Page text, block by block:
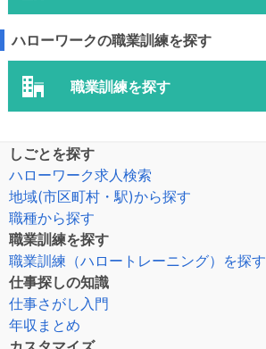
ハローワークの職業訓練を探す
職業訓練を探す
しごとを探す
ハローワーク求人検索
地域(市区町村・駅)から探す
職種から探す
職業訓練を探す
職業訓練（ハロートレーニング）を探す
仕事探しの知識
仕事さがし入門
年収まとめ